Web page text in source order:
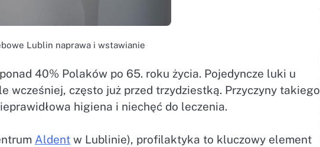
Lublin naprawa i wstawianie
40% Polaków po 65. roku życia. Pojedyncze luki u
wcześniej, często już przed trzydziestką. Przyczyny takiego
higiena i niechęć do leczenia.
Aldent w Lublinie), profilaktyka to kluczowy element